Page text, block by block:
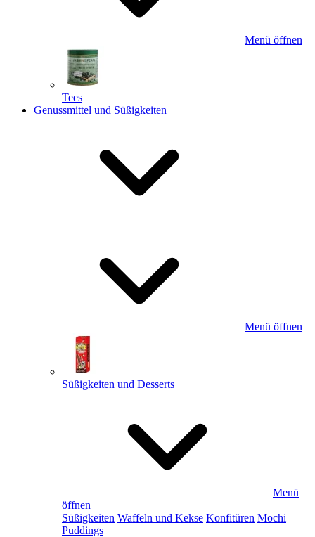
Menü öffnen
Tees
Genussmittel und Süßigkeiten
Menü öffnen
Süßigkeiten und Desserts
Menü
öffnen
Süßigkeiten Waffeln und Kekse Konfitüren Mochi
Puddings